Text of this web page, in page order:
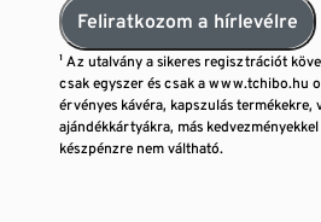
Feliratkozom a hírlevélre
¹ Az utalvány a sikeres regisztrációt
csak egyszer és csak a www.tchibo.hu
érvényes kávéra, kapszulás termékekre,
ajándékkártyákra, más
készpénzre nem váltható.